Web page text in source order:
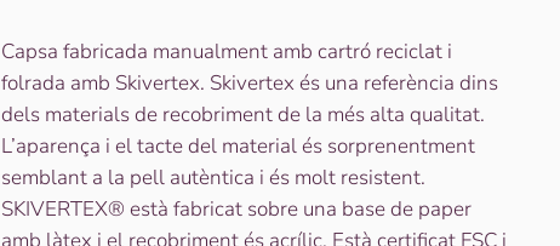
Capsa fabricada manualment amb cartró reciclat i
folrada amb Skivertex. Skivertex és una referència dins
dels materials de recobriment de la més alta qualitat.
L’aparença i el tacte del material és sorprenentment
semblant a la pell autèntica i és molt resistent.
SKIVERTEX® està fabricat sobre una base de paper